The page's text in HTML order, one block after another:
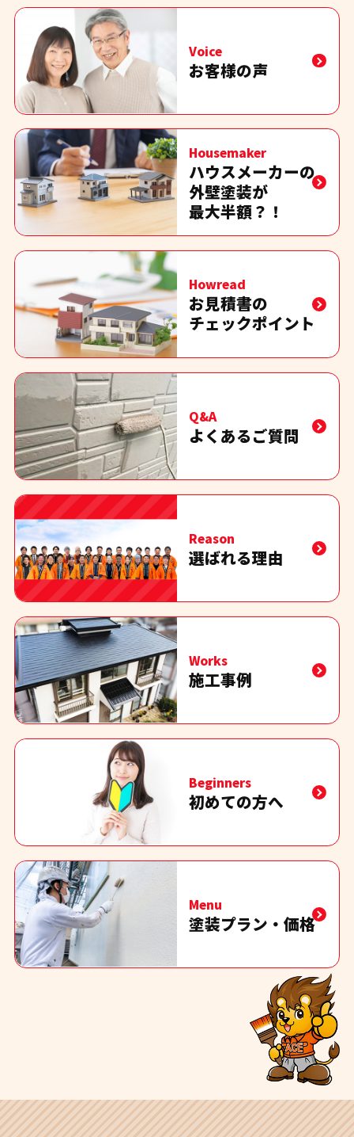
Voice
お客様の声
Housemaker
ハウスメーカーの
外壁塗装が
最大半額？！
Howread
お見積書の
チェックポイント
Q&A
よくあるご質問
Reason
選ばれる理由
Works
施工事例
Beginners
初めての方へ
Menu
塗装プラン・価格